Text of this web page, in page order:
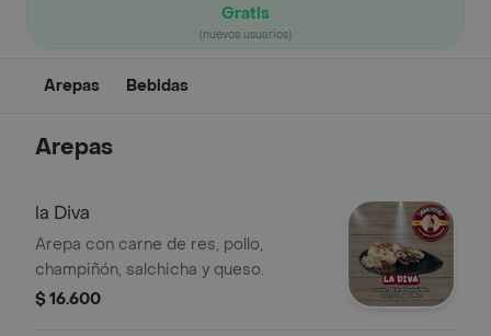
Gratis
(nuevos usuarios)
Arepas Bebidas
Arepas
la Diva
Arepa con carne de res, pollo,
champiñón, salchicha y queso.
$ 16.600